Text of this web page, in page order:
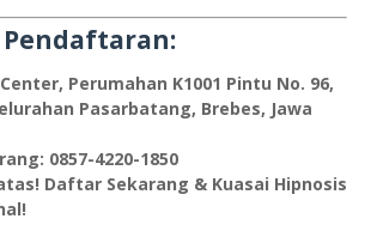
Pendaftaran:
Perumahan K1001 Pintu No. 96,
Pasarbatang, Brebes, Jawa
0857-4220-1850
Daftar Sekarang & Kuasai Hipnosis